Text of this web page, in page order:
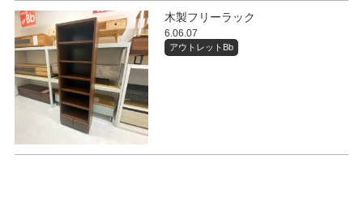
木製フリーラック
6.06.07
アウトレットBb